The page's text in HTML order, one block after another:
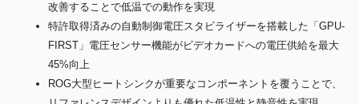
改善することで低温での動作を実現
特許取得済みの自動制御電圧スタビライザーを搭載した「GPU-
FIRST」電圧センサー機能がビデオカードへの電圧供給を最大
45%向上
ROG大型ヒートシンクが重要なコンポーネントを覆うことで、